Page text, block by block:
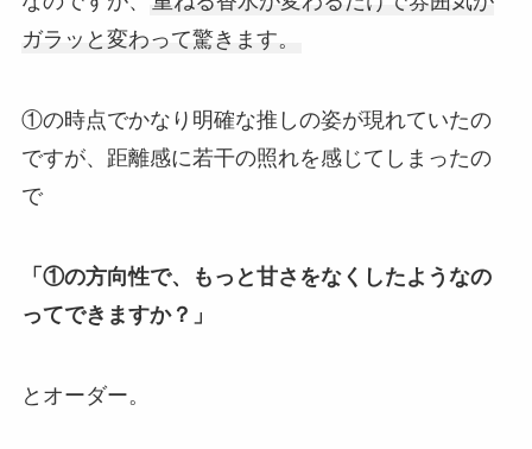
ガラッと変わって驚きます。
①の時点でかなり明確な推しの姿が現れていたの
ですが、距離感に若干の照れを感じてしまったの
で
「①の方向性で、もっと甘さをなくしたようなの
ってできますか？」
とオーダー。